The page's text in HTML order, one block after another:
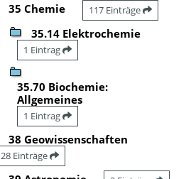
35 Chemie 117 Einträge
35.14 Elektrochemie
1 Eintrag
35.70 Biochemie:
Allgemeines
1 Eintrag
38 Geowissenschaften
28 Einträge